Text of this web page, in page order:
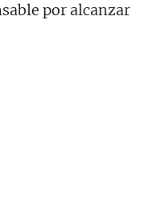
por alcanzar